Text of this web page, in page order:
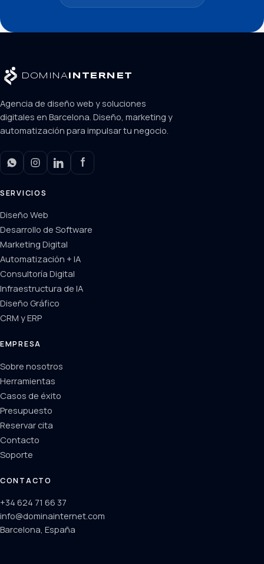
DOMINA INTERNET
Agencia de diseño web y soluciones
digitales en Barcelona. Diseño, marketing y
automatización para impulsar tu negocio.
SERVICIOS
Diseño Web
Desarrollo de Software
Marketing Digital
Automatización + IA
Consultoría Digital
Infraestructura de IA
Diseño Gráfico
CRM y ERP
EMPRESA
Sobre nosotros
Herramientas
Casos de éxito
Presupuesto
Reservar cita
Contacto
Soporte
CONTACTO
+34 624 71 66 37
info@dominainternet.com
Barcelona, España